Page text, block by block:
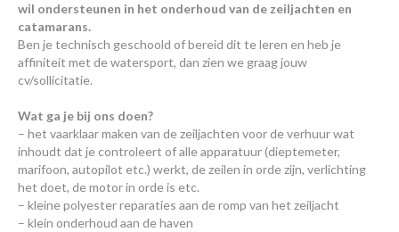
wil ondersteunen in het onderhoud van de zeiljachten en
catamarans.
Ben je technisch geschoold of bereid dit te leren en heb je
affiniteit met de watersport, dan zien we graag jouw
cv/sollicitatie.
Wat ga je bij ons doen?
– het vaarklaar maken van de zeiljachten voor de verhuur wat
inhoudt dat je controleert of alle apparatuur (dieptemeter,
marifoon, autopilot etc.) werkt, de zeilen in orde zijn, verlichting
het doet, de motor in orde is etc.
– kleine polyester reparaties aan de romp van het zeiljacht
– klein onderhoud aan de haven